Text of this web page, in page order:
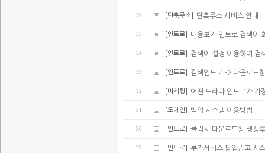
36 [단축주소] 단축주소 서비스 안내
35 [인트로] 내용보기 인트로 검색어
34 [인트로] 검색어 설정 이용하여 검
33 [인트로] 검색인트로 -> 다운로드
32 [마케팅] 어떤 드라마 인트로가 가
31 [도메인] 백업 시스템 이용방법
30 [인트로] 클릭시 다운로드창 생성
29 [인트로] 부가서비스 팝업광고 시